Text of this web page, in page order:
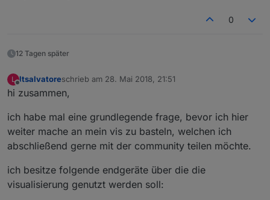
0
12 Tagen später
L ltsalvatoreschrieb am 28. Mai 2018, 21:51
zuletzt editiert von
hi zusammen,
ich habe mal eine grundlegende frage, bevor ich hier
weiter mache an mein vis zu basteln, welchen ich
abschließend gerne mit der community teilen möchte.
ich besitze folgende endgeräte über die die
visualisierung genutzt werden soll: